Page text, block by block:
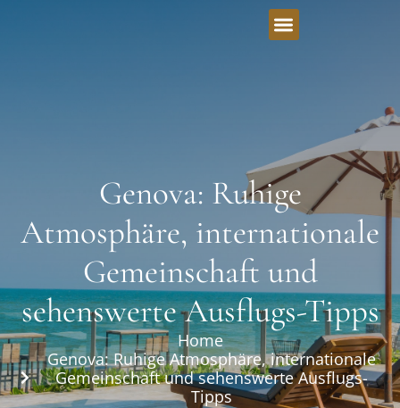
Genova: Ruhige
Atmosphäre, internationale
Gemeinschaft und
sehenswerte Ausflugs-Tipps
Home
Genova: Ruhige Atmosphäre, internationale
Gemeinschaft und sehenswerte Ausflugs-
Tipps